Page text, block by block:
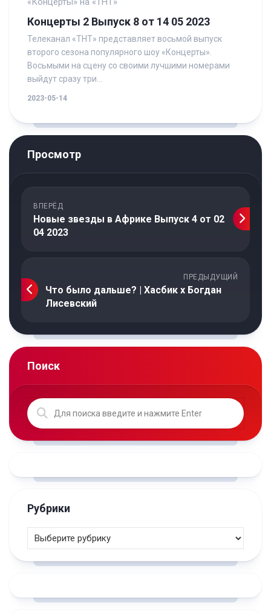
Концерты 2 Выпуск 8 от 14 05 2023
Телеканал «ТНТ» представляет восьмой выпуск
второго сезона популярного шоу «Концерты».
Восьмыми на сцену со своими лучшими номерами
выйдут сразу три...
2023-05-14
Просмотр
ВПЕРЁД
Новые звезды в Африке Выпуск 4 от 02
04 2023
ПРЕДЫДУЩИЙ
Что было дальше? | Хасбик х Богдан
Лисевский
Поиск
Рубрики